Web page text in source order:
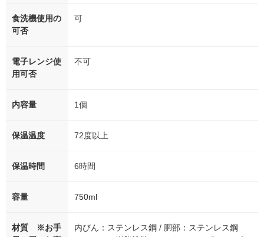
食洗機使用の
可否
可
電子レンジ使
用可否
不可
内容量 1個
保温温度 72度以上
保温時間 6時間
容量 750ml
材質 ※お手
内びん：ステンレス鋼 / 胴部：ステンレス鋼